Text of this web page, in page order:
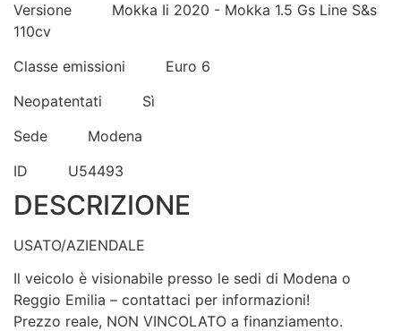
Versione
Mokka Ii 2020 - Mokka 1.5 Gs Line S&s
110cv
Classe emissioni
Euro 6
Neopatentati
Sì
Sede
Modena
ID
U54493
DESCRIZIONE
USATO/AZIENDALE
Il veicolo è visionabile presso le sedi di Modena o
Reggio Emilia – contattaci per informazioni!
Prezzo reale, NON VINCOLATO a finanziamento.